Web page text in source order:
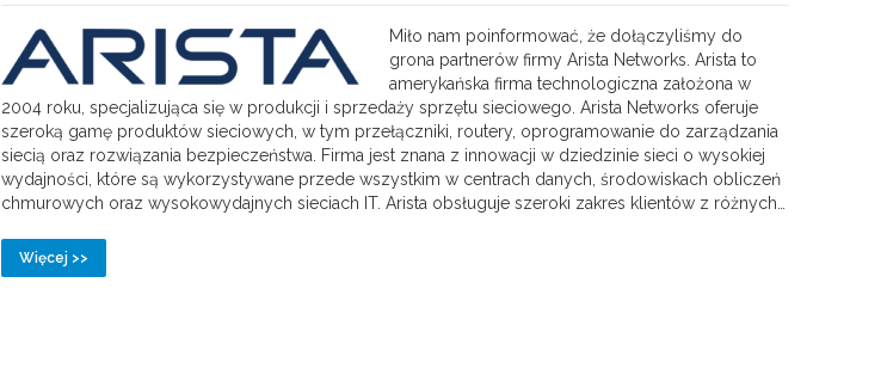
Miło nam poinformować, że dołączyliśmy do
grona partnerów firmy Arista Networks. Arista to
amerykańska firma technologiczna założona w
2004 roku, specjalizująca się w produkcji i sprzedaży sprzętu sieciowego. Arista Networks oferuje
szeroką gamę produktów sieciowych, w tym przełączniki, routery, oprogramowanie do zarządzania
siecią oraz rozwiązania bezpieczeństwa. Firma jest znana z innowacji w dziedzinie sieci o wysokiej
wydajności, które są wykorzystywane przede wszystkim w centrach danych, środowiskach obliczeń
chmurowych oraz wysokowydajnych sieciach IT. Arista obsługuje szeroki zakres klientów z różnych…
Więcej >>